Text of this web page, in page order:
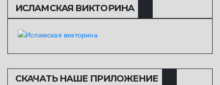
ИСЛАМСКАЯ ВИКТОРИНА
СКАЧАТЬ НАШЕ ПРИЛОЖЕНИЕ